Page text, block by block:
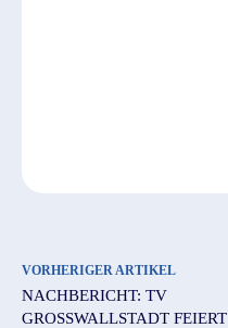
VORHERIGER ARTIKEL
NACHBERICHT: TV
GROSSWALLSTADT FEIERT L